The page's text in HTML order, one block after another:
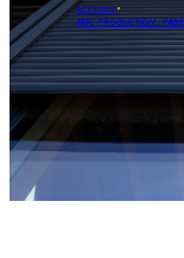
ACCUEIL
AMC PRODUCTION :